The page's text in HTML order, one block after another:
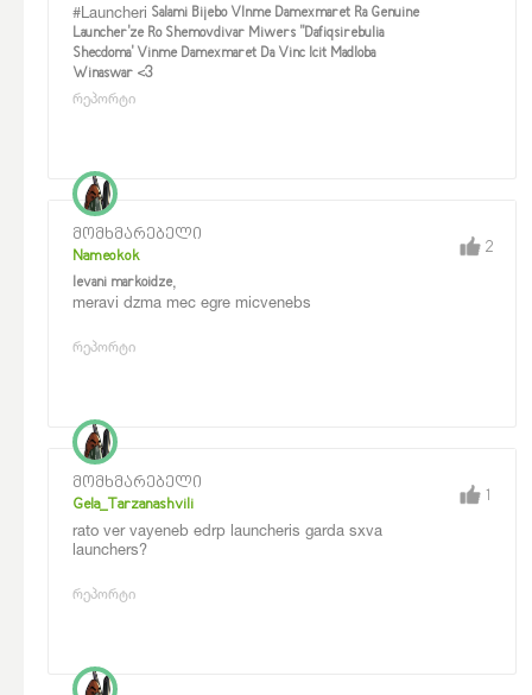
#Launcheri Salami Bijebo VInme Damexmaret Ra Genuine
Launcher'ze Ro Shemovdivar Miwers "Dafiqsirebulia
Shecdoma' Vinme Damexmaret Da Vinc Icit Madloba
Winaswar <3
რეპორტი
მომხმარებელი
Nameokok
levani markoidze,
meravi dzma mec egre micvenebs
რეპორტი
2
მომხმარებელი
Gela_Tarzanashvili
rato ver vayeneb edrp launcheris garda sxva
launchers?
რეპორტი
1